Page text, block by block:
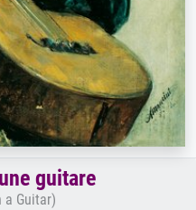
guitare
a Guitar)